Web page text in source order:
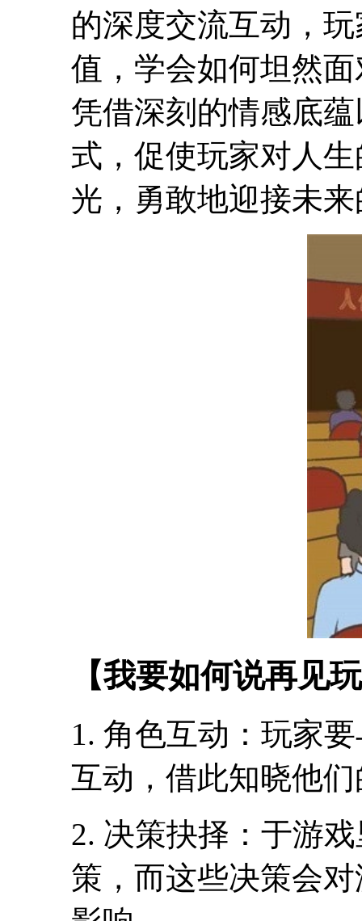
的深度交流互动，
值，学会如何坦然
凭借深刻的情感底
式，促使玩家对人
光，勇敢地迎接未
【我要如何说再见
1. 角色互动：玩家
互动，借此知晓他
2. 决策抉择：于游
策，而这些决策会